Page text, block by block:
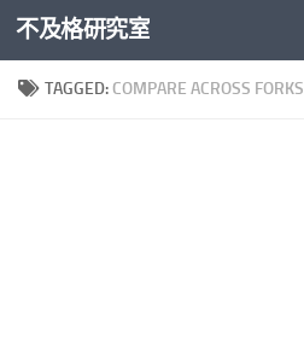
Skip to content
不及格研究室
TAGGED: COMPARE ACROSS FORKS